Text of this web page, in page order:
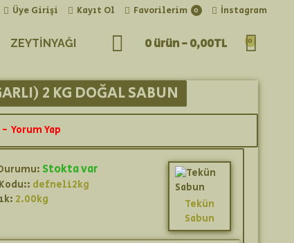
Üye Girişi Kayıt Ol Favorilerim 0 İnstagram
ZEYTINYAĞI 0 ürün - 0,00TL 0
2 KG DOĞAL SABUN
- Yorum Yap
Stokta var
defneli2kg
2.00kg
Tekün
Sabun